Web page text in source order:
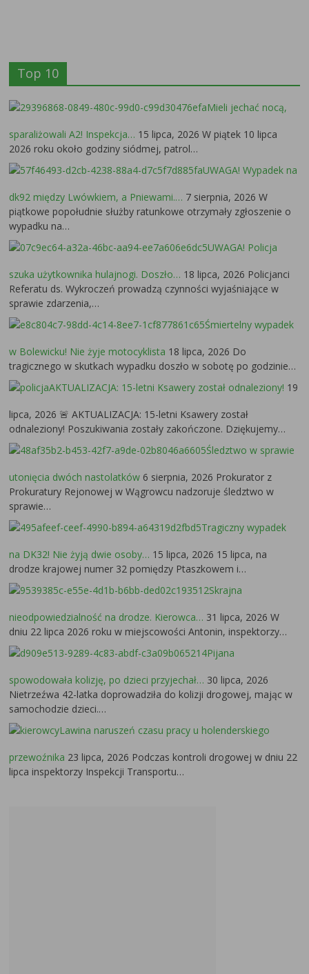
Top 10
Mieli jechać nocą,
sparaliżowali A2! Inspekcja… 15 lipca, 2026 W piątek 10 lipca
2026 roku około godziny siódmej, patrol…
UWAGA! Wypadek na
dk92 między Lwówkiem, a Pniewami.… 7 sierpnia, 2026 W
piątkowe popołudnie służby ratunkowe otrzymały zgłoszenie o
wypadku na…
UWAGA! Policja
szuka użytkownika hulajnogi. Doszło… 18 lipca, 2026 Policjanci
Referatu ds. Wykroczeń prowadzą czynności wyjaśniające w
sprawie zdarzenia,…
Śmiertelny wypadek
w Bolewicku! Nie żyje motocyklista 18 lipca, 2026 Do
tragicznego w skutkach wypadku doszło w sobotę po godzinie…
AKTUALIZACJA: 15-letni Ksawery został odnaleziony! 19
lipca, 2026 🚨 AKTUALIZACJA: 15-letni Ksawery został
odnaleziony! Poszukiwania zostały zakończone. Dziękujemy…
Śledztwo w sprawie
utonięcia dwóch nastolatków 6 sierpnia, 2026 Prokurator z
Prokuratury Rejonowej w Wągrowcu nadzoruje śledztwo w
sprawie…
Tragiczny wypadek
na DK32! Nie żyją dwie osoby… 15 lipca, 2026 15 lipca, na
drodze krajowej numer 32 pomiędzy Ptaszkowem i…
Skrajna
nieodpowiedzialność na drodze. Kierowca… 31 lipca, 2026 W
dniu 22 lipca 2026 roku w miejscowości Antonin, inspektorzy…
Pijana
spowodowała kolizję, po dzieci przyjechał… 30 lipca, 2026
Nietrzeźwa 42-latka doprowadziła do kolizji drogowej, mając w
samochodzie dzieci.…
Lawina naruszeń czasu pracy u holenderskiego
przewoźnika 23 lipca, 2026 Podczas kontroli drogowej w dniu 22
lipca inspektorzy Inspekcji Transportu…